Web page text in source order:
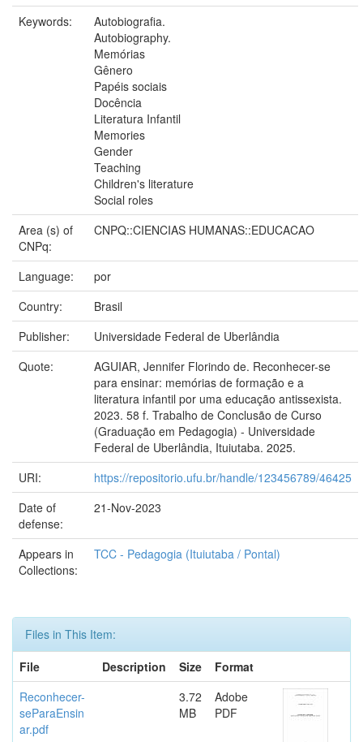
Keywords:
Autobiografia.
Autobiography.
Memórias
Gênero
Papéis sociais
Docência
Literatura Infantil
Memories
Gender
Teaching
Children's literature
Social roles
Area (s) of
CNPq:
CNPQ::CIENCIAS HUMANAS::EDUCACAO
Language:
por
Country:
Brasil
Publisher:
Universidade Federal de Uberlândia
Quote:
AGUIAR, Jennifer Florindo de. Reconhecer-se
para ensinar: memórias de formação e a
literatura infantil por uma educação antissexista.
2023. 58 f. Trabalho de Conclusão de Curso
(Graduação em Pedagogia) - Universidade
Federal de Uberlândia, Ituiutaba. 2025.
URI:
https://repositorio.ufu.br/handle/123456789/46425
Date of
defense:
21-Nov-2023
Appears in
Collections:
TCC - Pedagogia (Ituiutaba / Pontal)
Files in This Item:
File
Description Size
Format
Reconhecer-
seParaEnsin
ar.pdf
3.72
MB
Adobe
PDF